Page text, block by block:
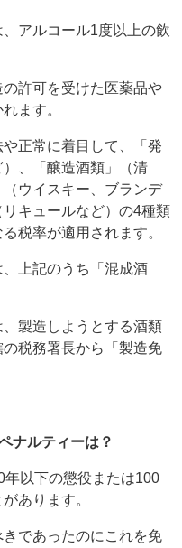
アルコール1度以上の飲
許可を受けた医薬品や
ます。
正常に着目して、「発
、「醸造酒類」（清
ウイスキー、ブランデ
キュールなど）の4種類
税率が適用されます。
上記のうち「混成酒
製造しようとする酒類
税務署長から「製造免
ナルティーは？
以下の懲役または100
あります。
であったのにこれを免